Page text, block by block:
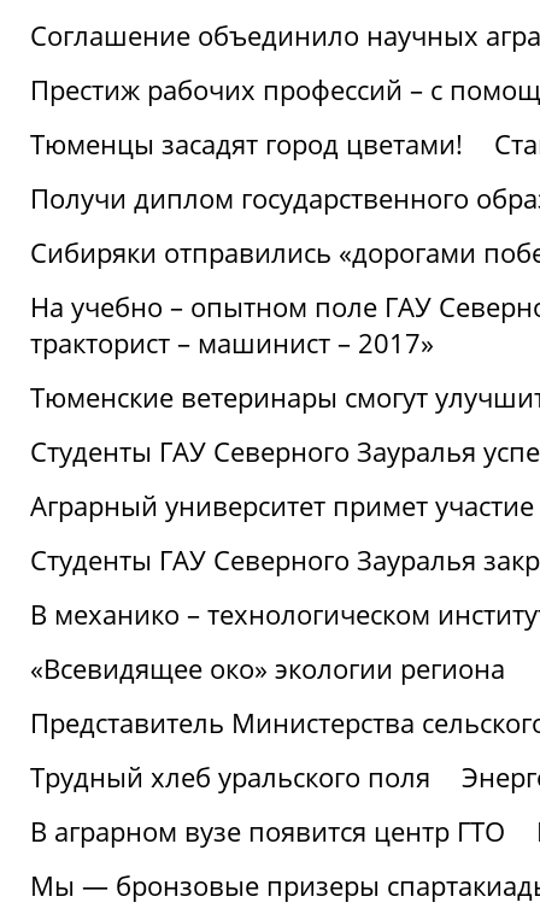
Соглашение объединило научных
Престиж рабочих профессий – с
Тюменцы засадят город цветами!
Получи диплом государственного
Сибиряки отправились «дорогами
На учебно – опытном поле ГАУ
тракторист – машинист – 2017»
Тюменские ветеринары смогут
Студенты ГАУ Северного Зауралья
Аграрный университет примет
Студенты ГАУ Северного Зауралья
В механико – технологическом
«Всевидящее око» экологии региона
Представитель Министерства
Трудный хлеб уральского поля
В аграрном вузе появится центр ГТО
Мы — бронзовые призеры